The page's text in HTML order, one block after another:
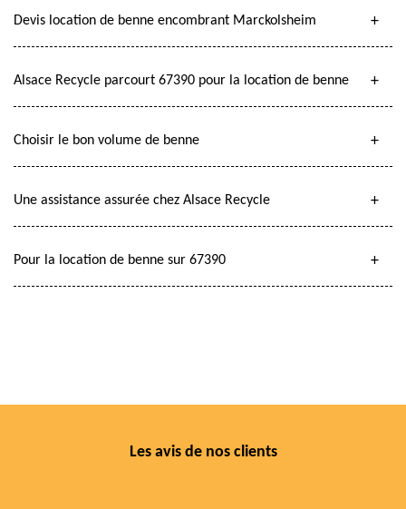
Devis location de benne encombrant Marckolsheim
Alsace Recycle parcourt 67390 pour la location de benne
Choisir le bon volume de benne
Une assistance assurée chez Alsace Recycle
Pour la location de benne sur 67390
Les avis de nos clients